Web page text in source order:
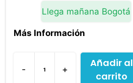
Llega mañana Bogotá
Más Información
-
Mirena
+
Añadir al
carrito